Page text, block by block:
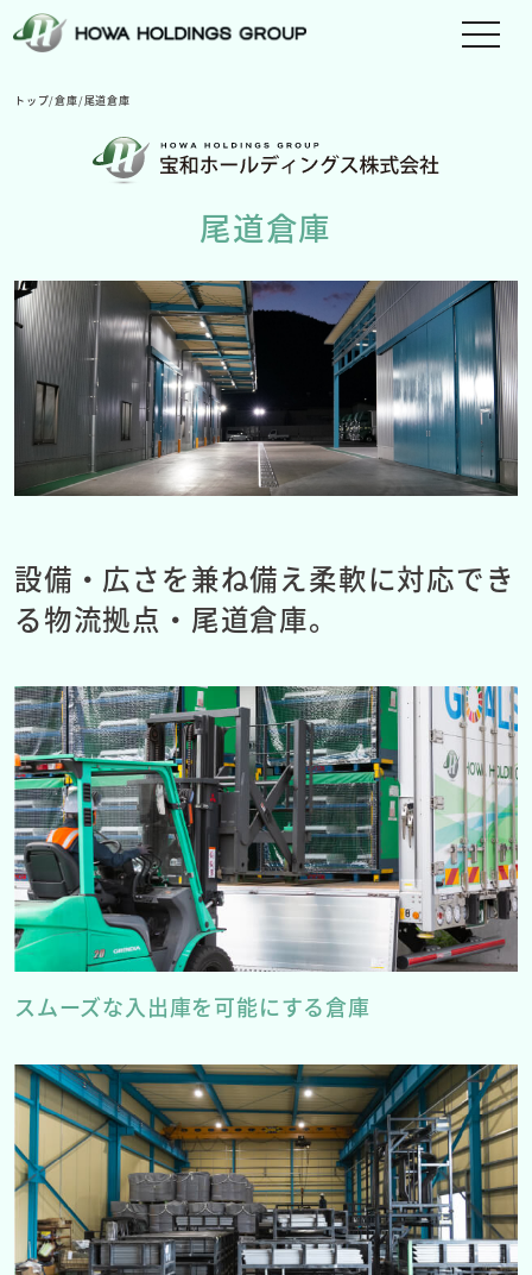
メ
る
トップ/倉庫/尾道倉庫
尾道倉庫
設備・広さを兼ね備え柔軟に対応でき
る物流拠点・尾道倉庫。
スムーズな入出庫を可能にする倉庫